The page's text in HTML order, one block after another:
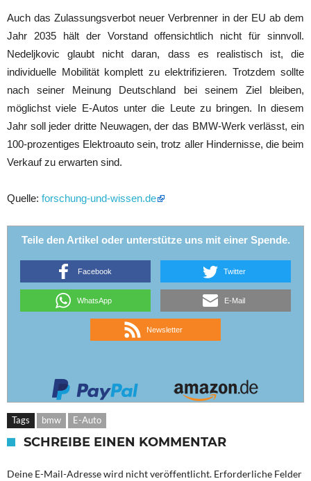
Auch das Zulassungsverbot neuer Verbrenner in der EU ab dem
Jahr 2035 hält der Vorstand offensichtlich nicht für sinnvoll.
Nedeljkovic glaubt nicht daran, dass es realistisch ist, die
individuelle Mobilität komplett zu elektrifizieren. Trotzdem sollte
nach seiner Meinung Deutschland bei seinem Ziel bleiben,
möglichst viele E-Autos unter die Leute zu bringen. In diesem
Jahr soll jeder dritte Neuwagen, der das BMW-Werk verlässt, ein
100-prozentiges Elektroauto sein, trotz aller Hindernisse, die beim
Verkauf zu erwarten sind.
Quelle: forschung-und-wissen.de
Teile den Artikel oder unterstütze uns mit einer Spende.
Facebook Twitter
WhatsApp E-Mail
Newsletter
Tags bmw E-Auto
SCHREIBE EINEN KOMMENTAR
Deine E-Mail-Adresse wird nicht veröffentlicht. Erforderliche Felder